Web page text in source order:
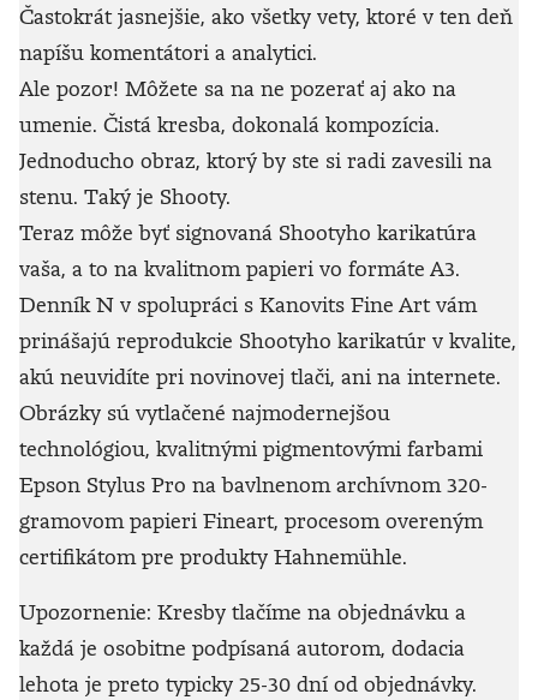
Častokrát jasnejšie, ako všetky vety, ktoré v ten deň
napíšu komentátori a analytici.
Ale pozor! Môžete sa na ne pozerať aj ako na
umenie. Čistá kresba, dokonalá kompozícia.
Jednoducho obraz, ktorý by ste si radi zavesili na
stenu. Taký je Shooty.
Teraz môže byť signovaná Shootyho karikatúra
vaša, a to na kvalitnom papieri vo formáte A3.
Denník N v spolupráci s Kanovits Fine Art vám
prinášajú reprodukcie Shootyho karikatúr v kvalite,
akú neuvidíte pri novinovej tlači, ani na internete.
Obrázky sú vytlačené najmodernejšou
technológiou, kvalitnými pigmentovými farbami
Epson Stylus Pro na bavlnenom archívnom 320-
gramovom papieri Fineart, procesom overeným
certifikátom pre produkty Hahnemühle.
Upozornenie: Kresby tlačíme na objednávku a
každá je osobitne podpísaná autorom, dodacia
lehota je preto typicky 25-30 dní od objednávky.